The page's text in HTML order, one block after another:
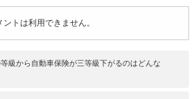
ントは利用できません。
級から自動車保険が三等級下がるのはどんな